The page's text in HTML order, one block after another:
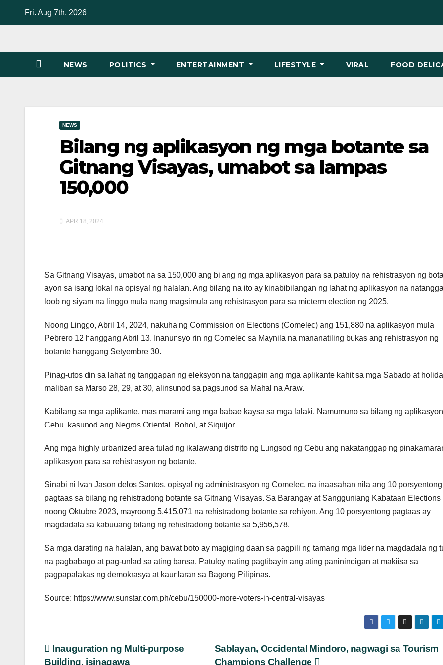
Fri. Aug 7th, 2026
NEWS POLITICS ENTERTAINMENT LIFESTYLE VIRAL FOOD
NEWS
Bilang ng aplikasyon ng mga botante sa
Gitnang Visayas, umabot sa lampas
150,000
APR 18, 2024
Sa Gitnang Visayas, umabot na sa 150,000 ang bilang ng mga aplikasyon para sa patuloy na rehistrasyon ng
ayon sa isang lokal na opisyal ng halalan. Ang bilang na ito ay kinabibilangan ng lahat ng aplikasyon na
loob ng siyam na linggo mula nang magsimula ang rehistrasyon para sa midterm election ng 2025.
Noong Linggo, Abril 14, 2024, nakuha ng Commission on Elections (Comelec) ang 151,880 na aplikasyon mula
Pebrero 12 hanggang Abril 13. Inanunsyo rin ng Comelec sa Maynila na mananatiling bukas ang rehistrasyon ng
botante hanggang Setyembre 30.
Pinag-utos din sa lahat ng tanggapan ng eleksyon na tanggapin ang mga aplikante kahit sa mga Sabado at
maliban sa Marso 28, 29, at 30, alinsunod sa pagsunod sa Mahal na Araw.
Kabilang sa mga aplikante, mas marami ang mga babae kaysa sa mga lalaki. Namumuno sa bilang ng
Cebu, kasunod ang Negros Oriental, Bohol, at Siquijor.
Ang mga highly urbanized area tulad ng ikalawang distrito ng Lungsod ng Cebu ang nakatanggap ng
aplikasyon para sa rehistrasyon ng botante.
Sinabi ni Ivan Jason delos Santos, opisyal ng administrasyon ng Comelec, na inaasahan nila ang 10 porsyentong
pagtaas sa bilang ng rehistradong botante sa Gitnang Visayas. Sa Barangay at Sangguniang Kabataan Elections
noong Oktubre 2023, mayroong 5,415,071 na rehistradong botante sa rehiyon. Ang 10 porsyentong pagtaas ay
magdadala sa kabuuang bilang ng rehistradong botante sa 5,956,578.
Sa mga darating na halalan, ang bawat boto ay magiging daan sa pagpili ng tamang mga lider na magdadala ng
na pagbabago at pag-unlad sa ating bansa. Patuloy nating pagtibayin ang ating paninindigan at makiisa sa
pagpapalakas ng demokrasya at kaunlaran sa Bagong Pilipinas.
Source: https://www.sunstar.com.ph/cebu/150000-more-voters-in-central-visayas
Post
Sablayan, Occidental Mindoro, nagwagi sa Tourism
Champions Challenge
Inauguration ng Multi-purpose
Building, isinagawa